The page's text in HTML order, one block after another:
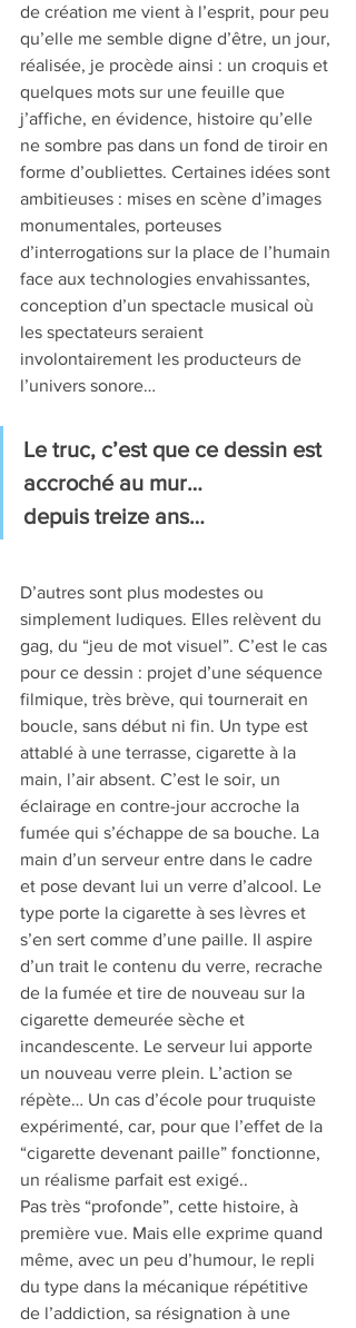
de création me vient à l’esprit, pour peu
qu’elle me semble digne d’être, un jour,
réalisée, je procède ainsi : un croquis et
quelques mots sur une feuille que
j’affiche, en évidence, histoire qu’elle
ne sombre pas dans un fond de tiroir en
forme d’oubliettes. Certaines idées sont
ambitieuses : mises en scène d’images
monumentales, porteuses
d’interrogations sur la place de l’humain
face aux technologies envahissantes,
conception d’un spectacle musical où
les spectateurs seraient
involontairement les producteurs de
l’univers sonore…
Le truc, c’est que ce dessin est
accroché au mur…
depuis treize ans…
D’autres sont plus modestes ou
simplement ludiques. Elles relèvent du
gag, du “jeu de mot visuel”. C’est le cas
pour ce dessin : projet d’une séquence
filmique, très brève, qui tournerait en
boucle, sans début ni fin. Un type est
attablé à une terrasse, cigarette à la
main, l’air absent. C’est le soir, un
éclairage en contre-jour accroche la
fumée qui s’échappe de sa bouche. La
main d’un serveur entre dans le cadre
et pose devant lui un verre d’alcool. Le
type porte la cigarette à ses lèvres et
s’en sert comme d’une paille. Il aspire
d’un trait le contenu du verre, recrache
de la fumée et tire de nouveau sur la
cigarette demeurée sèche et
incandescente. Le serveur lui apporte
un nouveau verre plein. L’action se
répète… Un cas d’école pour truquiste
expérimenté, car, pour que l’effet de la
“cigarette devenant paille” fonctionne,
un réalisme parfait est exigé..
Pas très “profonde”, cette histoire, à
première vue. Mais elle exprime quand
même, avec un peu d’humour, le repli
du type dans la mécanique répétitive
de l’addiction, sa résignation à une